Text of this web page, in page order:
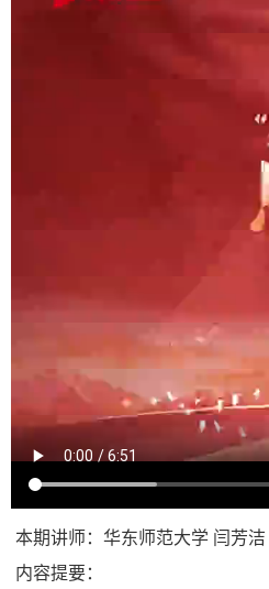
本期讲师：华东师范大学 闫芳洁
内容提要：